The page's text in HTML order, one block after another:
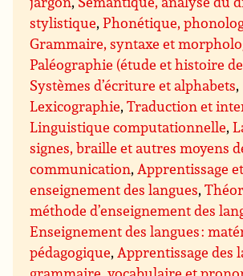
stylistique,Phonétique,
Grammaire, syntaxe et
Paléographie (étude et histoire
Systèmes d’écriture et alphabets,
Lexicographie,Traduction et
Linguistique computationnelle,
signes, braille et autres moyens
communication,Apprentissage et
enseignement des langues,
méthode d’enseignement des
Enseignement des langues :
pédagogique,Apprentissage des